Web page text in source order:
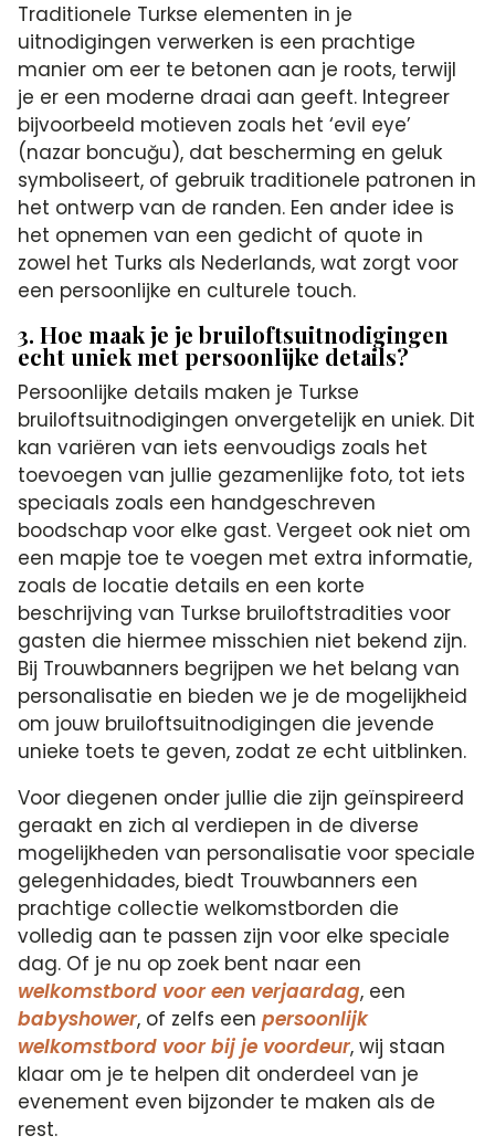
Traditionele Turkse elementen in je
uitnodigingen verwerken is een prachtige
manier om eer te betonen aan je roots, terwijl
je er een moderne draai aan geeft. Integreer
bijvoorbeeld motieven zoals het ‘evil eye’
(nazar boncuğu), dat bescherming en geluk
symboliseert, of gebruik traditionele patronen in
het ontwerp van de randen. Een ander idee is
het opnemen van een gedicht of quote in
zowel het Turks als Nederlands, wat zorgt voor
een persoonlijke en culturele touch.
3. Hoe maak je je bruiloftsuitnodigingen
echt uniek met persoonlijke details?
Persoonlijke details maken je Turkse
bruiloftsuitnodigingen onvergetelijk en uniek. Dit
kan variëren van iets eenvoudigs zoals het
toevoegen van jullie gezamenlijke foto, tot iets
speciaals zoals een handgeschreven
boodschap voor elke gast. Vergeet ook niet om
een mapje toe te voegen met extra informatie,
zoals de locatie details en een korte
beschrijving van Turkse bruiloftstradities voor
gasten die hiermee misschien niet bekend zijn.
Bij Trouwbanners begrijpen we het belang van
personalisatie en bieden we je de mogelijkheid
om jouw bruiloftsuitnodigingen die jevende
unieke toets te geven, zodat ze echt uitblinken.
Voor diegenen onder jullie die zijn geïnspireerd
geraakt en zich al verdiepen in de diverse
mogelijkheden van personalisatie voor speciale
gelegenhidades, biedt Trouwbanners een
prachtige collectie welkomstborden die
volledig aan te passen zijn voor elke speciale
dag. Of je nu op zoek bent naar een
welkomstbord voor een verjaardag, een
babyshower, of zelfs eenpersoonlijk
welkomstbord voor bij je voordeur, wij staan
klaar om je te helpen dit onderdeel van je
evenement even bijzonder te maken als de
rest.